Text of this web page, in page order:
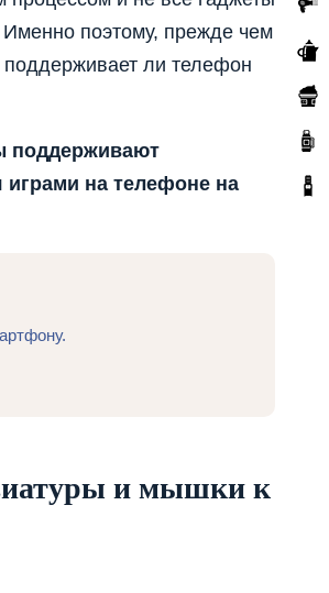
поэтому, прежде чем
поддерживает ли телефон
поддерживают
играми на телефоне на
и мышки к